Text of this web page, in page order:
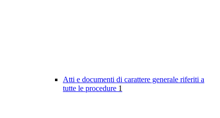
Atti e documenti di carattere generale riferiti a
tutte le procedure 1